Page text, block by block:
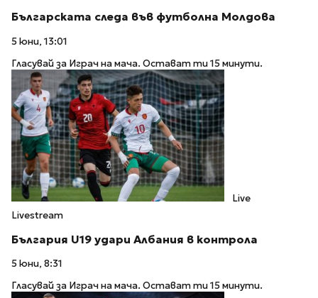
Българската следа във футболна Молдова
5 юни, 13:01
Гласувай за Играч на мача. Остават ти 15 минути.
Live
Livestream
България U19 удари Албания в контрола
5 юни, 8:31
Гласувай за Играч на мача. Остават ти 15 минути.